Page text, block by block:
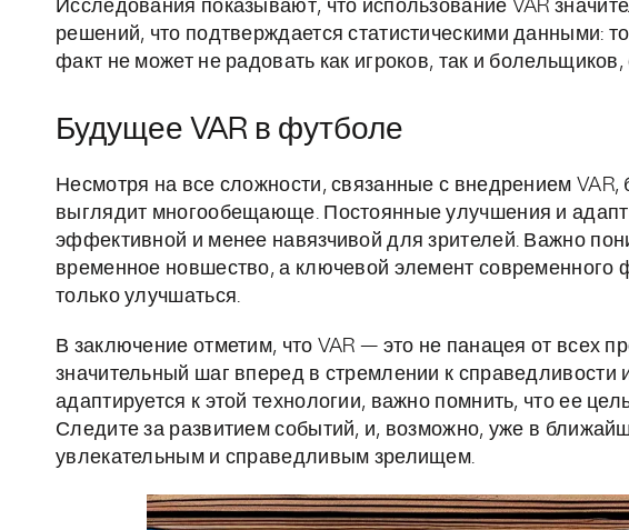
Исследования показывают, что использование VAR
решений, что подтверждается статистическими данными:
факт не может не радовать как игроков, так и
Будущее VAR в футболе
Несмотря на все сложности, связанные с внедрением
выглядит многообещающе. Постоянные улучшения и
эффективной и менее навязчивой для зрителей. Важно
временное новшество, а ключевой элемент современного
только улучшаться.
В заключение отметим, что VAR — это не панацея от всех
значительный шаг вперед в стремлении к справедливости
адаптируется к этой технологии, важно помнить, что ее
Следите за развитием событий, и, возможно, уже в
увлекательным и справедливым зрелищем.